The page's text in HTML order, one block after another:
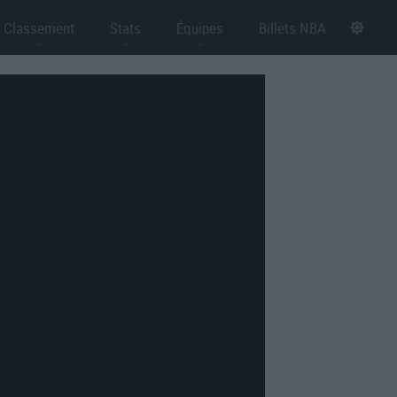
Classement Stats Équipes Billets NBA